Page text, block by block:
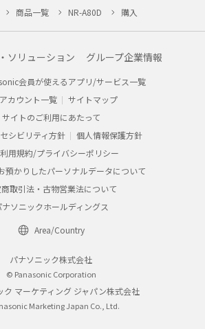
商品一覧 NR-A80D 購入
ソリューション グループ企業情報
会員が使えるアプリ/サービス一覧
カウント一覧
サイトマップ
サイトのご利用にあたって
シビリティ方針
個人情報保護方針
用規約/プライバシーポリシー
預かりしたパーソナルデータについて
取引法・古物営業法について
ナソニックホールディングス
Area/Country
パナソニック株式会社
© Panasonic Corporation
ク マーケティング ジャパン株式会社
Marketing Japan Co., Ltd.